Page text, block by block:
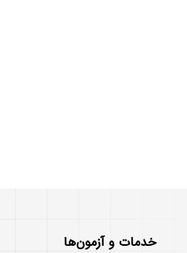
خدمات و آزمون‌ها